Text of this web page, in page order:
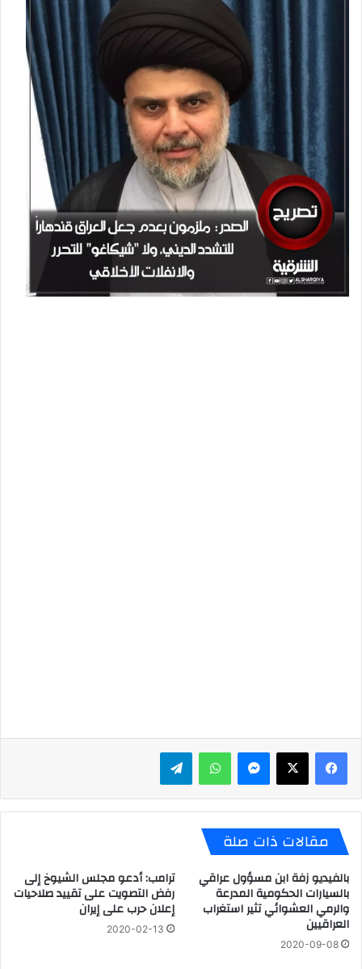
ماسنجر واتساب تيلقرام
مقالات ذات صلة
بالفيديو زفة ابن مسؤول عراقي
بالسيارات الحكومية المدرعة
والرمي العشوائي تثير استغراب
العراقيين
2020-09-08
ترامب: أدعو مجلس الشيوخ إلى
رفض التصويت على تقييد صلاحيات
إعلان حرب على إيران
2020-02-13